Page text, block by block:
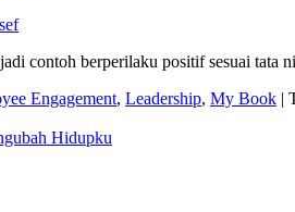
contoh berperilaku positif sesuai tata
Engagement, Leadership, My Book |